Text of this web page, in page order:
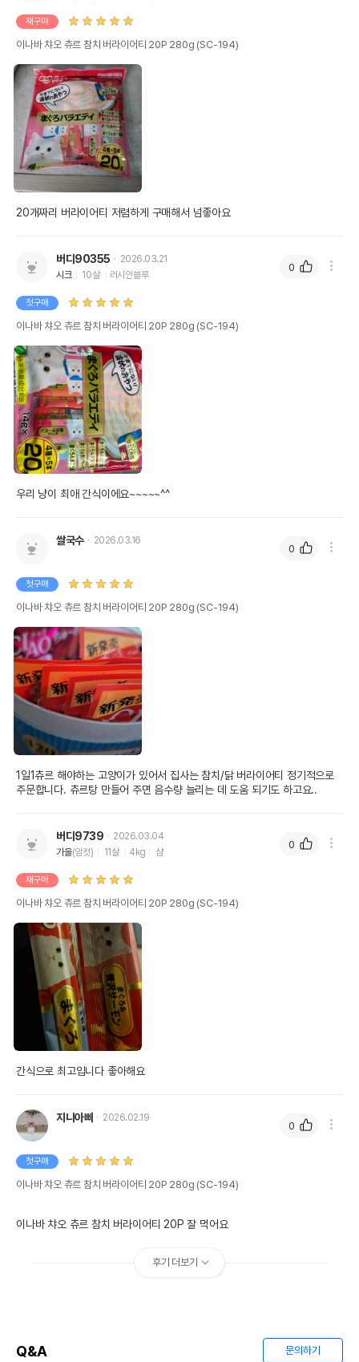
재구매
이나바 챠오 츄르 참치 버라이어티 20P 280g (SC-194)
20개짜리 버라이어티 저렴하게 구매해서 넘좋아요
버디90355
2026.03.21
시크
10살 러시안블루
첫구매
이나바 챠오 츄르 참치 버라이어티 20P 280g (SC-194)
우리 냥이 최애 간식이에요~~~~~^^
0
쌀국수 2026.03.16
첫구매
이나바 챠오 츄르 참치 버라이어티 20P 280g (SC-194)
1일1츄르 해야하는 고양이가 있어서 집사는 참치/닭 버라이어티 정기적으로
주문합니다. 츄르탕 만들어 주면 음수량 늘리는 데 도움 되기도 하고요..
0
버디9739
2026.03.04
가을(암컷) 11살 4kg 샴
재구매
이나바 챠오 츄르 참치 버라이어티 20P 280g (SC-194)
간식으로 최고입니다 좋아해요
0
지니아빠 2026.02.19
첫구매
이나바 챠오 츄르 참치 버라이어티 20P 280g (SC-194)
이나바 챠오 츄르 참치 버라이어티 20P 잘 먹어요
0
후기 더보기
Q&A 문의하기